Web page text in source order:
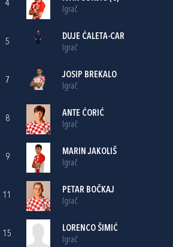
4
Igrač
5
DUJE ĆALETA-CAR
Igrač
7
JOSIP BREKALO
Igrač
8
ANTE ĆORIĆ
Igrač
9
MARIN JAKOLIŠ
Igrač
11
PETAR BOČKAJ
Igrač
15
LORENCO ŠIMIĆ
Igrač